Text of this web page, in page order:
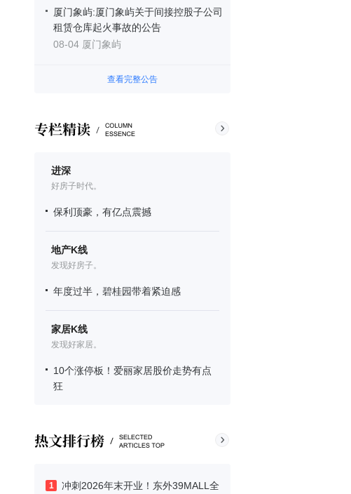
厦门象屿:厦门象屿关于间接控股子公司
租赁仓库起火事故的公告
08-04 厦门象屿
查看完整公告
进深
好房子时代。
保利顶豪，有亿点震撼
地产K线
发现好房子。
年度过半，碧桂园带着紧迫感
家居K线
发现好家居。
10个涨停板！爱丽家居股价走势有点
狂
1
冲刺2026年末开业！东外39MALL全